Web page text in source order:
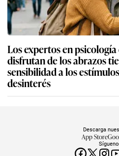
Los expertos en
disfrutan de los abrazos
sensibilidad a los
desinterés
Descarga
App Store